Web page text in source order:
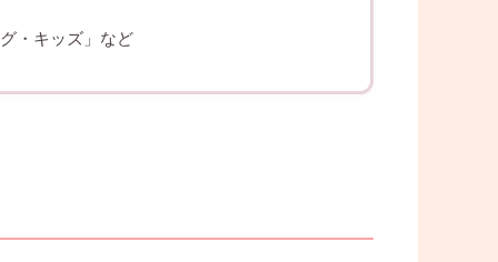
・キッズ」など